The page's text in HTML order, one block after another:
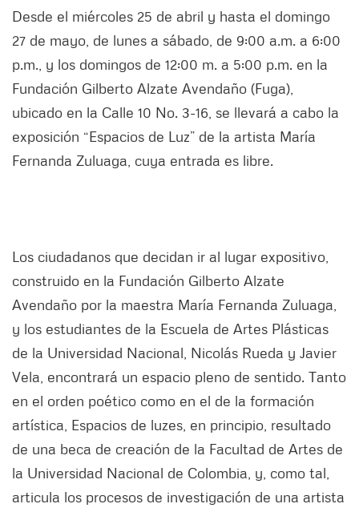
Desde el miércoles 25 de abril y hasta el domingo
27 de mayo, de lunes a sábado, de 9:00 a.m. a 6:00
p.m., y los domingos de 12:00 m. a 5:00 p.m. en la
Fundación Gilberto Alzate Avendaño (Fuga),
ubicado en la Calle 10 No. 3-16, se llevará a cabo la
exposición “Espacios de Luz” de la artista María
Fernanda Zuluaga, cuya entrada es libre.
Los ciudadanos que decidan ir al lugar expositivo,
construido en la Fundación Gilberto Alzate
Avendaño por la maestra María Fernanda Zuluaga,
y los estudiantes de la Escuela de Artes Plásticas
de la Universidad Nacional, Nicolás Rueda y Javier
Vela, encontrará un espacio pleno de sentido. Tanto
en el orden poético como en el de la formación
artística, Espacios de luzes, en principio, resultado
de una beca de creación de la Facultad de Artes de
la Universidad Nacional de Colombia, y, como tal,
articula los procesos de investigación de una artista